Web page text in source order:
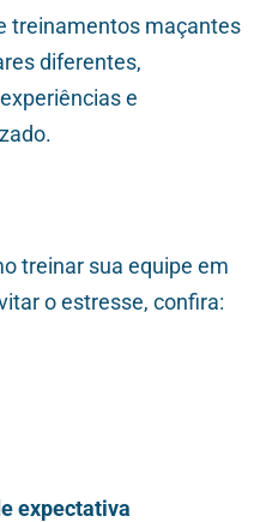
treinamentos maçantes
diferentes,
e
treinar sua equipe em
o estresse, confira:
expectativa